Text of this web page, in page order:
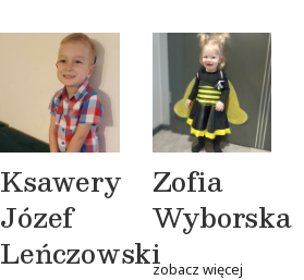
Ksawery
Józef
Leńczowski
Zofia
Wyborska
zobacz więcej